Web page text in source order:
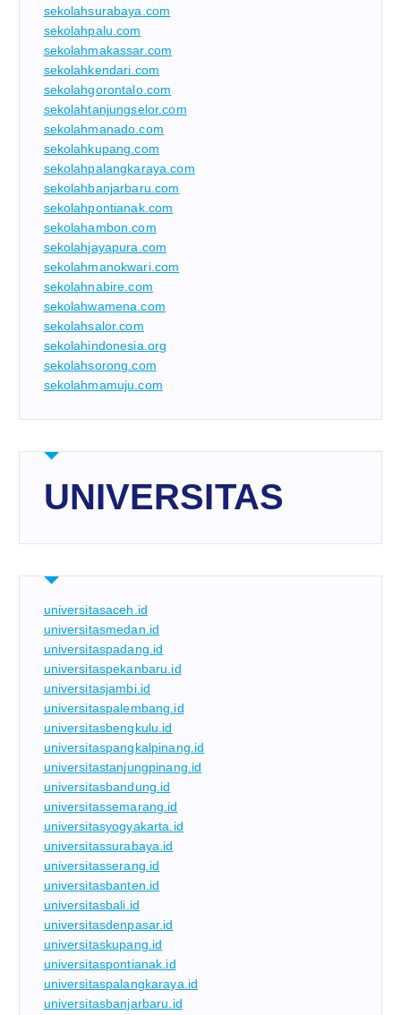
sekolahsurabaya.com
sekolahpalu.com
sekolahmakassar.com
sekolahkendari.com
sekolahgorontalo.com
sekolahtanjungselor.com
sekolahmanado.com
sekolahkupang.com
sekolahpalangkaraya.com
sekolahbanjarbaru.com
sekolahpontianak.com
sekolahambon.com
sekolahjayapura.com
sekolahmanokwari.com
sekolahnabire.com
sekolahwamena.com
sekolahsalor.com
sekolahindonesia.org
sekolahsorong.com
sekolahmamuju.com
UNIVERSITAS
universitasaceh.id
universitasmedan.id
universitaspadang.id
universitaspekanbaru.id
universitasjambi.id
universitaspalembang.id
universitasbengkulu.id
universitaspangkalpinang.id
universitastanjungpinang.id
universitasbandung.id
universitassemarang.id
universitasyogyakarta.id
universitassurabaya.id
universitasserang.id
universitasbanten.id
universitasbali.id
universitasdenpasar.id
universitaskupang.id
universitaspontianak.id
universitaspalangkaraya.id
universitasbanjarbaru.id